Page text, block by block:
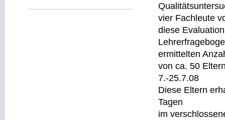
vier Fachleute
diese
ermittelten
von ca. 50
7.-25.7.08
Diese Eltern
Tagen
im